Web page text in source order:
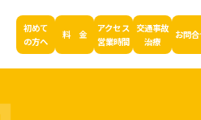
初めて
の方へ
料 金
アクセス
営業時間
交通事故
治療
お問